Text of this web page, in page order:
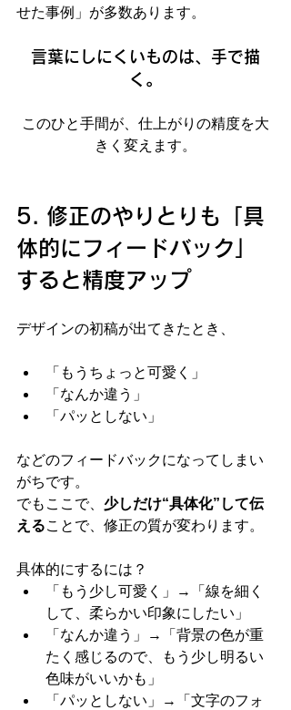
せた事例」が多数あります。
言葉にしにくいものは、手で描
く。
このひと手間が、仕上がりの精度を大
きく変えます。
5. 修正のやりとりも「具
体的にフィードバック」
すると精度アップ
デザインの初稿が出てきたとき、
「もうちょっと可愛く」
「なんか違う」
「パッとしない」
などのフィードバックになってしまい
がちです。
でもここで、 少しだけ“具体化”して伝
えることで、修正の質が変わります。
具体的にするには？
「もう少し可愛く」→「線を細く
して、柔らかい印象にしたい」
「なんか違う」→「背景の色が重
たく感じるので、もう少し明るい
色味がいいかも」
「パッとしない」→「文字のフォ